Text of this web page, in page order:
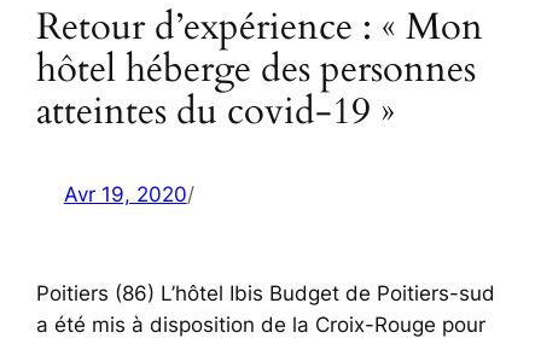
Retour d’expérience : « Mon
hôtel héberge des personnes
atteintes du covid-19 »
Avr 19, 2020/
Poitiers (86) L’hôtel Ibis Budget de Poitiers-sud
a été mis à disposition de la Croix-Rouge pour